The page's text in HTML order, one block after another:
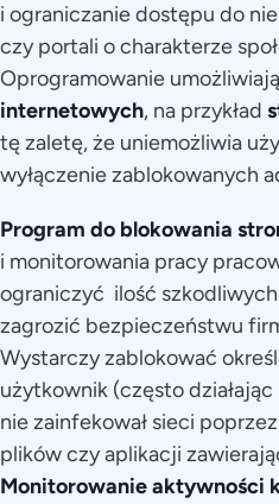
i ograniczanie dostępu do
czy portali o charakterze
Oprogramowanie
internetowych, na przykład
tę zaletę, że uniemożliwia
wyłączenie zablokowanych
Program do blokowania
i monitorowania pracy
ograniczyć ilość szkodliwych
zagrozić bezpieczeństwu
Wystarczy zablokować
użytkownik (często
nie zainfekował sieci
plików czy aplikacji
Monitorowanie aktywności